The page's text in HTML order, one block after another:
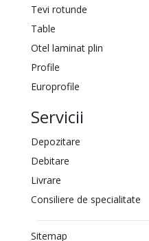
Tevi rotunde
Table
Otel laminat plin
Profile
Europrofile
Servicii
Depozitare
Debitare
Livrare
Consiliere de specialitate
Sitemap